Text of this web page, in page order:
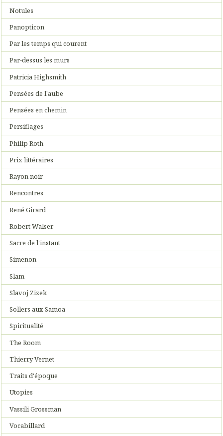
Notules
Panopticon
Par les temps qui courent
Par-dessus les murs
Patricia Highsmith
Pensées de l'aube
Pensées en chemin
Persiflages
Philip Roth
Prix littéraires
Rayon noir
Rencontres
René Girard
Robert Walser
Sacre de l'instant
Simenon
Slam
Slavoj Zizek
Sollers aux Samoa
Spiritualité
The Room
Thierry Vernet
Traits d'époque
Utopies
Vassili Grossman
Vocabillard